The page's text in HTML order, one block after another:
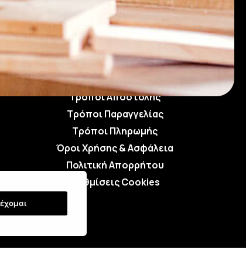
Τρόποι Αποστολής
Τρόποι Παραγγελίας
Τρόποι Πληρωμής
Όροι Χρήσης & Ασφάλεια
Πολιτική Απορρήτου
Ρυθμίσεις Cookies